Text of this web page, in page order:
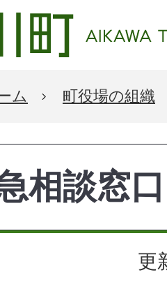
ム 町役場の組織
相談窓口
更